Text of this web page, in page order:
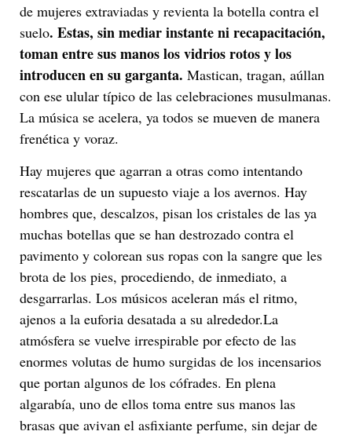
de mujeres extraviadas y revienta la botella contra el
suelo. Estas, sin mediar instante ni recapacitación,
toman entre sus manos los vidrios rotos y los
introducen en su garganta. Mastican, tragan, aúllan
con ese ulular típico de las celebraciones musulmanas.
La música se acelera, ya todos se mueven de manera
frenética y voraz.
Hay mujeres que agarran a otras como intentando
rescatarlas de un supuesto viaje a los avernos. Hay
hombres que, descalzos, pisan los cristales de las ya
muchas botellas que se han destrozado contra el
pavimento y colorean sus ropas con la sangre que les
brota de los pies, procediendo, de inmediato, a
desgarrarlas. Los músicos aceleran más el ritmo,
ajenos a la euforia desatada a su alrededor.La
atmósfera se vuelve irrespirable por efecto de las
enormes volutas de humo surgidas de los incensarios
que portan algunos de los cófrades. En plena
algarabía, uno de ellos toma entre sus manos las
brasas que avivan el asfixiante perfume, sin dejar de